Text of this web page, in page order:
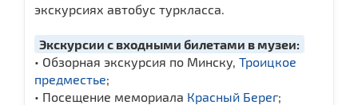
экскурсиях автобус туркласса.
Экскурсии с входными билетами в музеи:
• Обзорная экскурсия по Минску, Троицкое
предместье;
• Посещение мемориала Красный Берег;